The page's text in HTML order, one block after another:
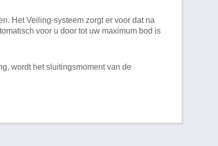
Het Veiling-systeem zorgt er voor dat na
voor u door tot uw maximum bod is
wordt het sluitingsmoment van de